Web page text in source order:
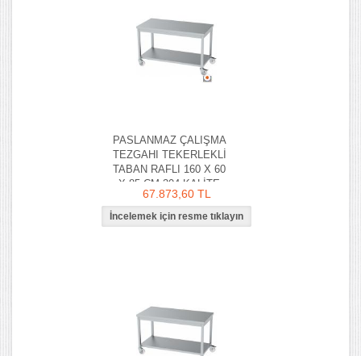
PASLANMAZ ÇALIŞMA
TEZGAHI TEKERLEKLİ
TABAN RAFLI 160 X 60
X 85 CM 304 KALİTE
67.873,60 TL